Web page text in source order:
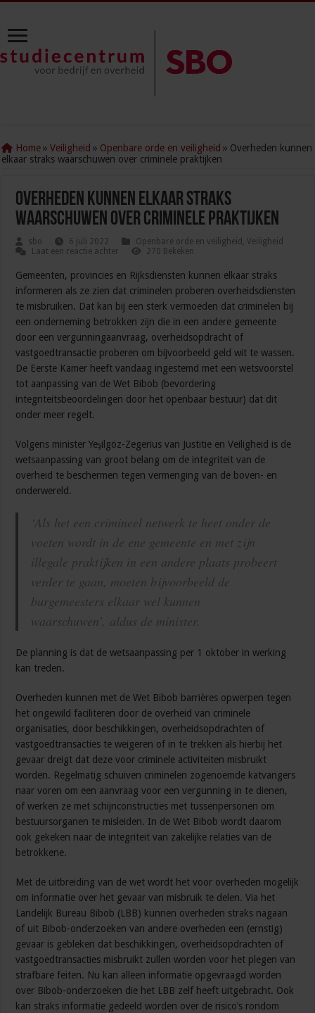
Home » Veiligheid » Openbare orde en veiligheid » Overheden kunnen
elkaar straks waarschuwen over criminele praktijken
Overheden kunnen elkaar straks
waarschuwen over criminele praktijken
sbo 6 juli 2022 Openbare orde en veiligheid ,Veiligheid
Laat een reactie achter
270 Bekeken
Gemeenten, provincies en Rijksdiensten kunnen elkaar straks
informeren als ze zien dat criminelen proberen overheidsdiensten
te misbruiken. Dat kan bij een sterk vermoeden dat criminelen bij
een onderneming betrokken zijn die in een andere gemeente
door een vergunningaanvraag, overheidsopdracht of
vastgoedtransactie proberen om bijvoorbeeld geld wit te wassen.
De Eerste Kamer heeft vandaag ingestemd met een wetsvoorstel
tot aanpassing van de Wet Bibob (bevordering
integriteitsbeoordelingen door het openbaar bestuur) dat dit
onder meer regelt.
Volgens minister Yeşilgöz-Zegerius van Justitie en Veiligheid is de
wetsaanpassing van groot belang om de integriteit van de
overheid te beschermen tegen vermenging van de boven- en
onderwereld.
‘Als het een crimineel netwerk te heet onder de
voeten wordt in de ene gemeente en met zijn
illegale praktijken in een andere plaats probeert
verder te gaan, moeten bijvoorbeeld de
burgemeesters elkaar wel kunnen
waarschuwen’, aldus de minister.
De planning is dat de wetsaanpassing per 1 oktober in werking
kan treden.
Overheden kunnen met de Wet Bibob barrières opwerpen tegen
het ongewild faciliteren door de overheid van criminele
organisaties, door beschikkingen, overheidsopdrachten of
vastgoedtransacties te weigeren of in te trekken als hierbij het
gevaar dreigt dat deze voor criminele activiteiten misbruikt
worden. Regelmatig schuiven criminelen zogenoemde katvangers
naar voren om een aanvraag voor een vergunning in te dienen,
of werken ze met schijnconstructies met tussenpersonen om
bestuursorganen te misleiden. In de Wet Bibob wordt daarom
ook gekeken naar de integriteit van zakelijke relaties van de
betrokkene.
Met de uitbreiding van de wet wordt het voor overheden mogelijk
om informatie over het gevaar van misbruik te delen. Via het
Landelijk Bureau Bibob (LBB) kunnen overheden straks nagaan
of uit Bibob-onderzoeken van andere overheden een (ernstig)
gevaar is gebleken dat beschikkingen, overheidsopdrachten of
vastgoedtransacties misbruikt zullen worden voor het plegen van
strafbare feiten. Nu kan alleen informatie opgevraagd worden
over Bibob-onderzoeken die het LBB zelf heeft uitgebracht. Ook
kan straks informatie gedeeld worden over de risico’s rondom